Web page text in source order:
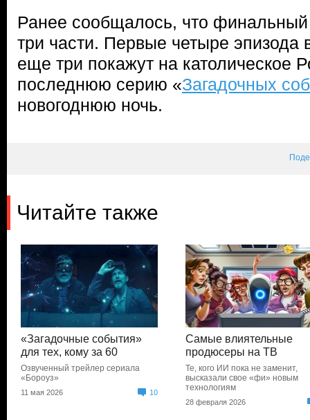
Ранее сообщалось, что финальный
три части. Первые четыре эпизода
еще три покажут на католическое
последнюю серию «Загадочных
новогоднюю ночь.
Читайте также
«Загадочные события»
для тех, кому за 60
Озвученный трейлер сериала
«Бороуз»
11 мая 2026 10
Самые влиятельные
продюсеры на ТВ
Те, кого ИИ пока не заменит,
высказали свое «фи» новым
технологиям
28 февраля 2026